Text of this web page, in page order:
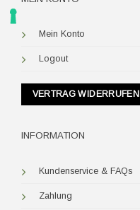
Mein Konto
Logout
VERTRAG WIDERRUFEN
INFORMATION
Kundenservice & FAQs
Zahlung